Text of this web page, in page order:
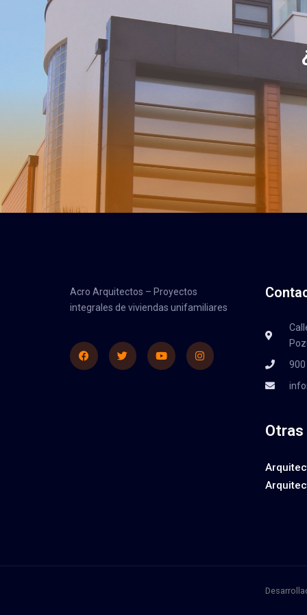
Acro Arquitectos – Proyectos
integrales de viviendas unifamiliares
FacebookTwitter YoutubeInstagram